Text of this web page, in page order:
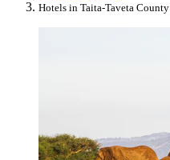
Hotels in Taita-Taveta County